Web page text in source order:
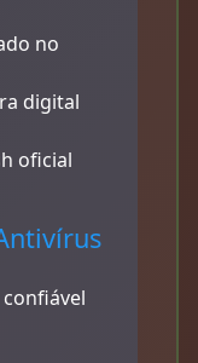
no
digital
oficial